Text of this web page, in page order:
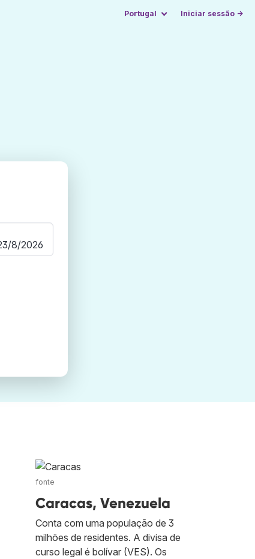
Portugal Iniciar sessão →
fonte
Caracas, Venezuela
Conta com uma população de 3
milhões de residentes. A divisa de
curso legal é bolívar (VES). Os